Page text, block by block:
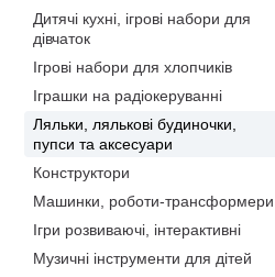
Дитячі кухні, ігрові набори для
дівчаток
Ігрові набори для хлопчиків
Іграшки на радіокеруванні
Ляльки, лялькові будиночки,
пупси та аксесуари
Конструктори
Машинки, роботи-трансформери
Ігри розвиваючі, інтерактивні
Музичні інструменти для дітей